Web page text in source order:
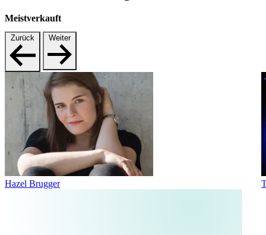
Meistverkauft
Zurück Weiter
Hazel Brugger